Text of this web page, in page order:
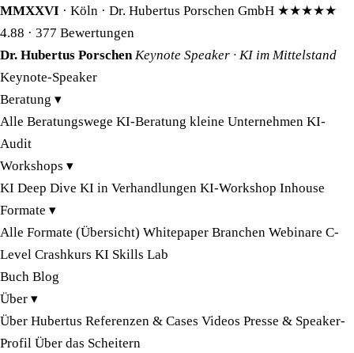
MMXXVI · Köln · Dr. Hubertus Porschen GmbH ★★★★★
4.88 · 377 Bewertungen
Dr. Hubertus Porschen Keynote Speaker · KI im Mittelstand
Keynote-Speaker
Beratung ▾
Alle Beratungswege KI-Beratung kleine Unternehmen KI-
Audit
Workshops ▾
KI Deep Dive KI in Verhandlungen KI-Workshop Inhouse
Formate ▾
Alle Formate (Übersicht) Whitepaper Branchen Webinare C-
Level Crashkurs KI Skills Lab
Buch Blog
Über ▾
Über Hubertus Referenzen & Cases Videos Presse & Speaker-
Profil Über das Scheitern